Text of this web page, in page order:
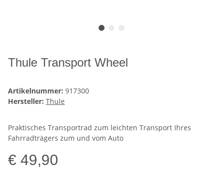
Thule Transport Wheel
Artikelnummer: 917300
Hersteller: Thule
Praktisches Transportrad zum leichten Transport Ihres
Fahrradträgers zum und vom Auto
€ 49,90